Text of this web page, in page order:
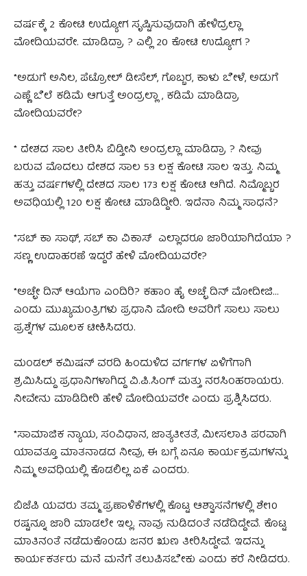
ವರ್ಷಕ್ಕೆ 2 ಕೋಟಿ ಉದ್ಯೋಗ ಸೃಷ್ಟಿಸುವುದಾಗಿ ಹೇಳಿದ್ರಲ್ಲಾ
ಮೋದಿಯವರೇ. ಮಾಡಿದ್ರಾ ? ಎಲ್ಲಿ 20 ಕೋಟಿ ಉದ್ಯೋಗ ?
*ಅಡುಗೆ ಅನಿಲ, ಪೆಟ್ರೋಲ್ ಡೀಸೆಲ್, ಗೊಬ್ಬರ, ಕಾಳು ಬೇಳೆ, ಅಡುಗೆ
ಎಣ್ಣೆ ಬೆಲೆ ಕಡಿಮೆ ಆಗುತ್ತೆ ಅಂದ್ರಲ್ಲಾ , ಕಡಿಮೆ ಮಾಡಿದ್ರಾ
ಮೋದಿಯವರೇ?
* ದೇಶದ ಸಾಲ ತೀರಿಸಿ ಬಿಡ್ತೀನಿ ಅಂದ್ರಲ್ಲಾ ಮಾಡಿದ್ರಾ ? ನೀವು
ಬರುವ ಮೊದಲು ದೇಶದ ಸಾಲ 53 ಲಕ್ಷ ಕೋಟಿ ಸಾಲ ಇತ್ತು. ನಿಮ್ಮ
ಹತ್ತು ವರ್ಷಗಳಲ್ಲಿ ದೇಶದ ಸಾಲ 173 ಲಕ್ಷ ಕೋಟಿ ಆಗಿದೆ. ನಿಮ್ಮೊಬ್ಬರ
ಅವಧಿಯಲ್ಲಿ 120 ಲಕ್ಷ ಕೋಟಿ ಮಾಡಿದ್ದೀರಿ. ಇದೆನಾ ನಿಮ್ಮ ಸಾಧನೆ?
*ಸಬ್ ಕಾ ಸಾಥ್, ಸಬ್ ಕಾ ವಿಕಾಸ್ ಎಲ್ಲಾದರೂ ಜಾರಿಯಾಗಿದೆಯಾ ?
ಸಣ್ಣ ಉದಾಹರಣೆ ಇದ್ದರೆ ಹೇಳಿ ಮೋದಿಯವರೇ?
*ಅಚ್ಛೇ ದಿನ್ ಆಯೆಗಾ ಎಂದಿರಿ? ಕಹಾಂ ಹೈ ಅಚ್ಛೆ ದಿನ್ ಮೋದೀಜಿ…
ಎಂದು ಮುಖ್ಯಮಂತ್ರಿಗಳು ಪ್ರಧಾನಿ ಮೋದಿ ಅವರಿಗೆ ಸಾಲು ಸಾಲು
ಪ್ರಶ್ನೆಗಳ ಮೂಲಕ ಟೀಕಿಸಿದರು.
ಮಂಡಲ್ ಕಮಿಷನ್ ವರದಿ ಹಿಂದುಳಿದ ವರ್ಗಗಳ ಏಳಿಗೆಗಾಗಿ
ಶ್ರಮಿಸಿದ್ದು ಪ್ರಧಾನಿಗಳಾಗಿದ್ದ ವಿ.ಪಿ.ಸಿಂಗ್ ಮತ್ತು ನರಸಿಂಹರಾಯರು.
ನೀವೇನು ಮಾಡಿದೀರಿ ಹೇಳಿ ಮೋದಿಯವರೇ ಎಂದು ಪ್ರಶ್ನಿಸಿದರು.
*ಸಾಮಾಜಿಕ ನ್ಯಾಯ, ಸಂವಿಧಾನ, ಜಾತ್ಯತೀತತೆ, ಮೀಸಲಾತಿ ಪರವಾಗಿ
ಯಾವತ್ತೂ ಮಾತನಾಡದ ನೀವು, ಈ ಬಗ್ಗೆ ಏನೂ ಕಾರ್ಯಕ್ರಮಗಳನ್ನು
ನಿಮ್ಮ ಅವಧಿಯಲ್ಲಿ ಕೊಡಲಿಲ್ಲ ಏಕೆ ಎಂದರು.
ಬಿಜೆಪಿ ಯವರು ತಮ್ಮ ಪ್ರಣಾಳಿಕೆಗಳಲ್ಲಿ ಕೊಟ್ಟ ಆಶ್ವಾಸನೆಗಳಲ್ಲಿ ಶೇ10
ರಷ್ಟನ್ನೂ ಜಾರಿ ಮಾಡಲೇ ಇಲ್ಲ. ನಾವು ನುಡಿದಂತೆ ನಡೆದಿದ್ದೇವೆ. ಕೊಟ್ಟ
ಮಾತಿನಂತೆ ನಡೆದುಕೊಂಡು ಜನರ ಋಣ ತೀರಿಸಿದ್ದೇವೆ. ಇದನ್ನು
ಕಾರ್ಯಕರ್ತರು ಮನೆ ಮನೆಗೆ ತಲುಪಿಸಬೇಕು ಎಂದು ಕರೆ ನೀಡಿದರು.